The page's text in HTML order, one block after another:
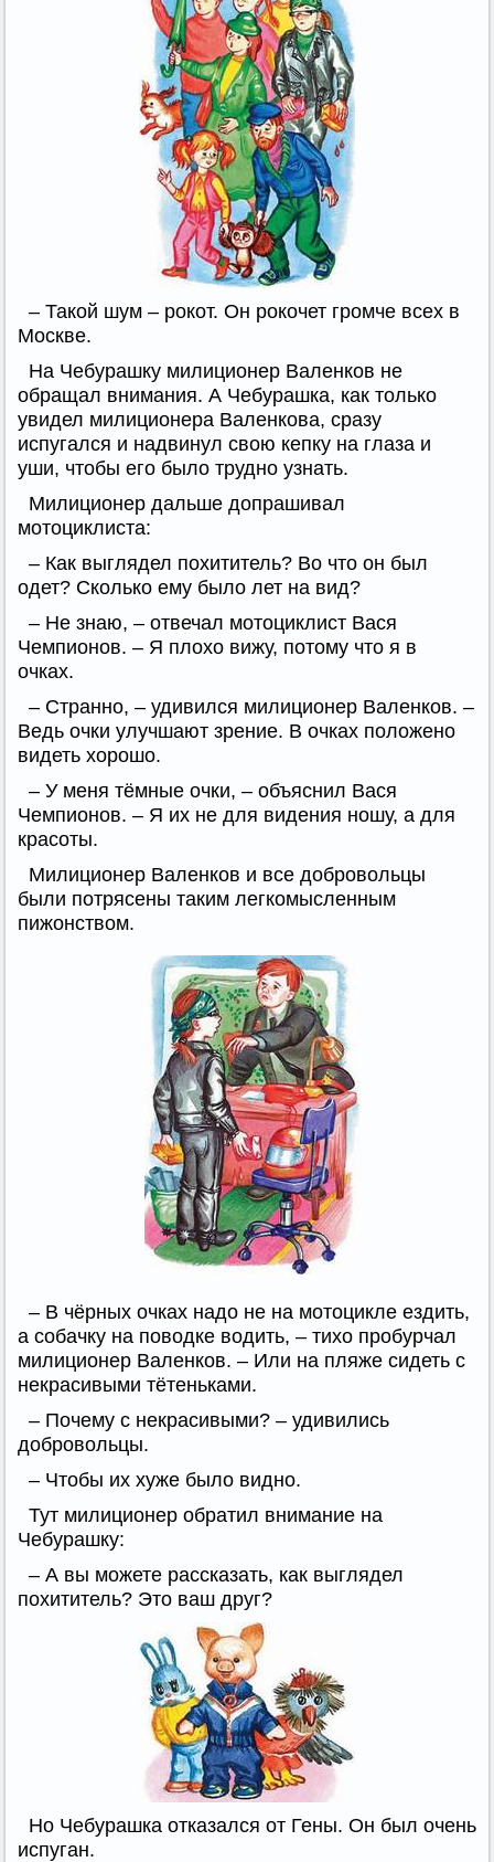
– Такой шум – рокот. Он рокочет громче всех в
Москве.
На Чебурашку милиционер Валенков не
обращал внимания. А Чебурашка, как только
увидел милиционера Валенкова, сразу
испугался и надвинул свою кепку на глаза и
уши, чтобы его было трудно узнать.
Милиционер дальше допрашивал
мотоциклиста:
– Как выглядел похититель? Во что он был
одет? Сколько ему было лет на вид?
– Не знаю, – отвечал мотоциклист Вася
Чемпионов. – Я плохо вижу, потому что я в
очках.
– Странно, – удивился милиционер Валенков. –
Ведь очки улучшают зрение. В очках положено
видеть хорошо.
– У меня тёмные очки, – объяснил Вася
Чемпионов. – Я их не для видения ношу, а для
красоты.
Милиционер Валенков и все добровольцы
были потрясены таким легкомысленным
пижонством.
– В чёрных очках надо не на мотоцикле ездить,
а собачку на поводке водить, – тихо пробурчал
милиционер Валенков. – Или на пляже сидеть с
некрасивыми тётеньками.
– Почему с некрасивыми? – удивились
добровольцы.
– Чтобы их хуже было видно.
Тут милиционер обратил внимание на
Чебурашку:
– А вы можете рассказать, как выглядел
похититель? Это ваш друг?
Но Чебурашка отказался от Гены. Он был очень
испуган.